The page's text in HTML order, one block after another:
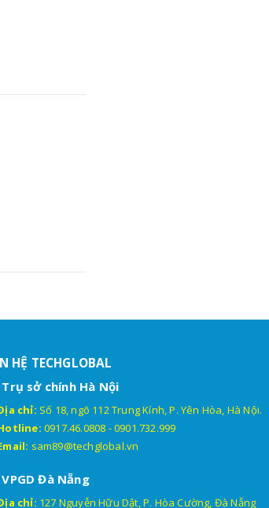
HỆ TECHGLOBAL
Trụ sở chính Hà Nội
chỉ: Số 18, ngõ 112 Trung Kính, P. Yên Hòa, Hà Nội.
0917.46.0808 -0901.732.999
sam89@techglobal.vn
VPGD Đà Nẵng
chỉ: 127 Nguyễn Hữu Dật, P. Hòa Cường, Đà Nẵng